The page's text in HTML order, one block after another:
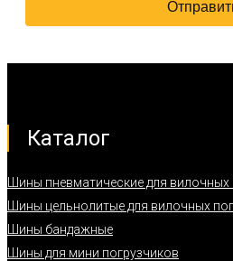
Каталог
Шины пневматические для вилочных
Шины цельнолитые для вилочных
Шины бандажные
Шины для мини погрузчиков